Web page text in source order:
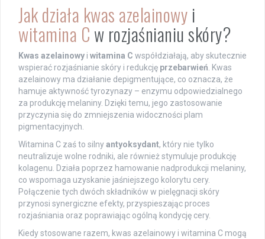
Jak działa kwas azelainowy i
witamina C w rozjaśnianiu skóry?
Kwas azelainowy i witamina C współdziałają, aby skutecznie
wspierać rozjaśnianie skóry i redukcję przebarwień . Kwas
azelainowy ma działanie depigmentujące, co oznacza, że
hamuje aktywność tyrozynazy – enzymu odpowiedzialnego
za produkcję melaniny. Dzięki temu, jego zastosowanie
przyczynia się do zmniejszenia widoczności plam
pigmentacyjnych.
Witamina C zaś to silnyantyoksydant, który nie tylko
neutralizuje wolne rodniki, ale również stymuluje produkcję
kolagenu. Działa poprzez hamowanie nadprodukcji melaniny,
co wspomaga uzyskanie jaśniejszego kolorytu cery.
Połączenie tych dwóch składników w pielęgnacji skóry
przynosi synergiczne efekty, przyspieszając proces
rozjaśniania oraz poprawiając ogólną kondycję cery.
Kiedy stosowane razem, kwas azelainowy i witamina C mogą